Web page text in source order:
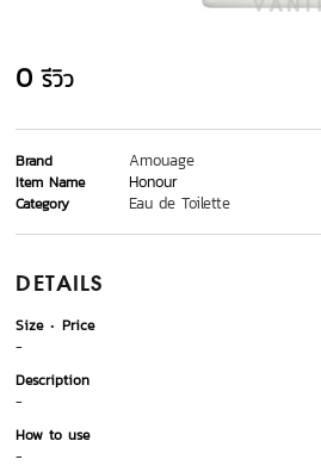
0 รีวิว
Brand Amouage
Item Name Honour
Category Eau de Toilette
DETAILS
Size
Price
-
Description
-
How to use
-